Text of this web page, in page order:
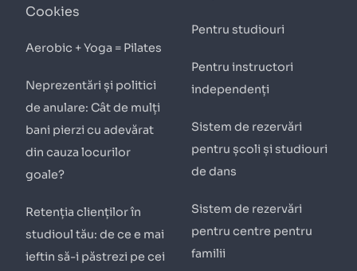
Cookies
Aerobic + Yoga = Pilates
Neprezentări și politici
de anulare: Cât de mulți
bani pierzi cu adevărat
din cauza locurilor
goale?
Retenția clienților în
studioul tău: de ce e mai
ieftin să-i păstrezi pe cei
Pentru studiouri
Pentru instructori
independenți
Sistem de rezervări
pentru școli și studiouri
de dans
Sistem de rezervări
pentru centre pentru
familii